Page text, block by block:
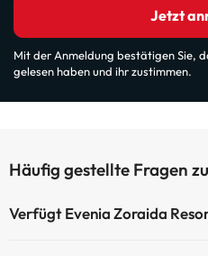
Jetzt
Mit der Anmeldung bestätigen Sie,
gelesen haben und ihr zustimmen.
Häufig gestellte Fragen
Verfügt Evenia Zoraida